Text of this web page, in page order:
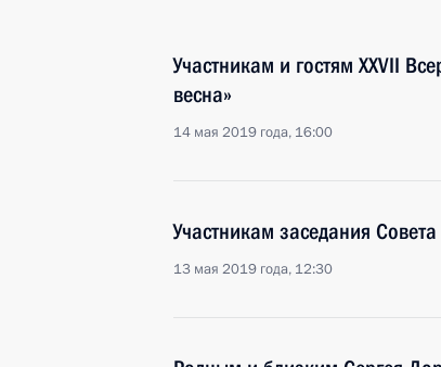
Участникам и гостям XXVII
весна»
14 мая 2019 года, 16:00
Участникам заседания
13 мая 2019 года, 12:30